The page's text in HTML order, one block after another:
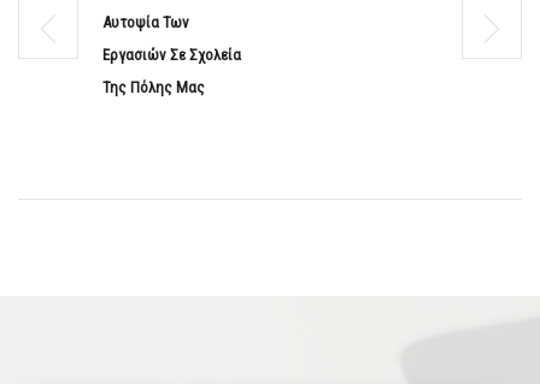
Αυτοψία Των
Εργασιών Σε Σχολεία
Της Πόλης Μας